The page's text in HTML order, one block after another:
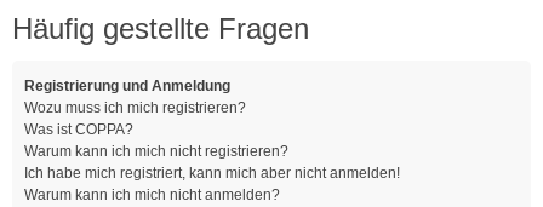
Häufig gestellte Fragen
Registrierung und Anmeldung
Wozu muss ich mich registrieren?
Was ist COPPA?
Warum kann ich mich nicht registrieren?
Ich habe mich registriert, kann mich aber nicht anmelden!
Warum kann ich mich nicht anmelden?